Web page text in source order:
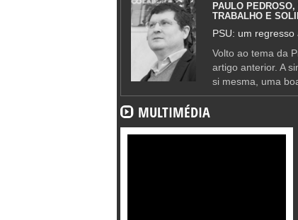
PAULO
TRABALHO E
PSU: um
Volto ao tema da
artigo anterior. A
si mesma, uma
MULTIMÉDIA